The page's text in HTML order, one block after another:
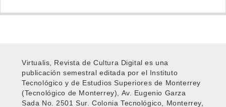
Virtualis, Revista de Cultura Digital es una
publicación semestral editada por el Instituto
Tecnológico y de Estudios Superiores de Monterrey
(Tecnológico de Monterrey), Av. Eugenio Garza
Sada No. 2501 Sur. Colonia Tecnológico, Monterrey,